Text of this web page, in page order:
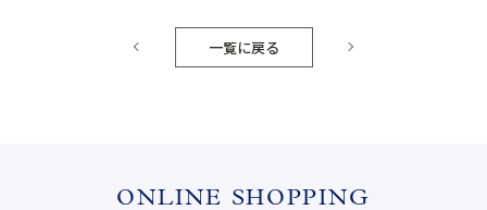
一覧に戻る
ONLINE SHOPPING